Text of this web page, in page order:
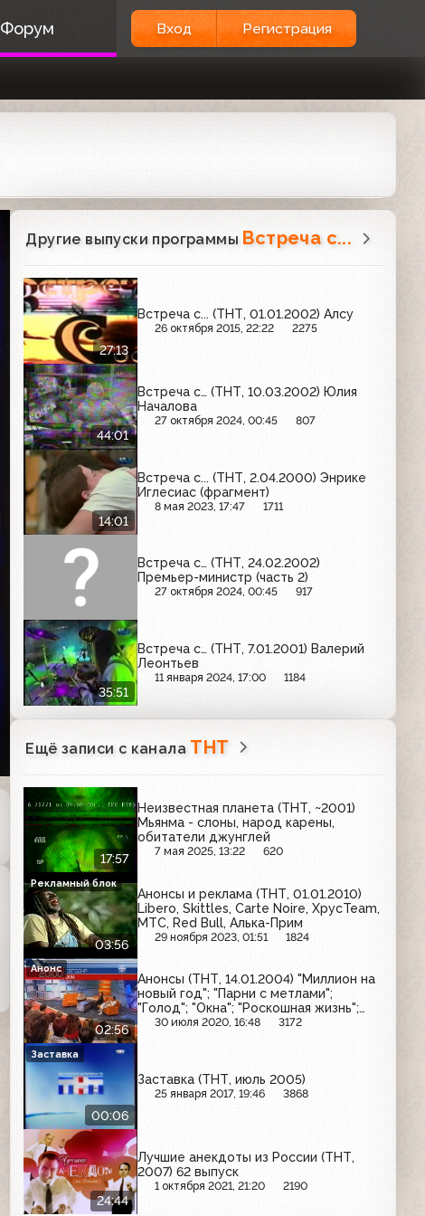
Форум Вход Регистрация
Другие выпуски программы Встреча с...
27:13
Встреча с... (ТНТ, 01.01.2002) Алсу
26 октября 2015, 22:22 2275
44:01
Встреча с… (ТНТ, 10.03.2002) Юлия
Началова
27 октября 2024, 00:45 807
14:01
Встреча с... (ТНТ, 2.04.2000) Энрике
Иглесиас (фрагмент)
8 мая 2023, 17:47 1711
Встреча с… (ТНТ, 24.02.2002)
Премьер-министр (часть 2)
27 октября 2024, 00:45 917
35:51
Встреча с… (ТНТ, 7.01.2001) Валерий
Леонтьев
11 января 2024, 17:00 1184
Ещё записи с канала ТНТ
17:57
Неизвестная планета (ТНТ, ~2001)
Мьянма - слоны, народ карены,
обитатели джунглей
7 мая 2025, 13:22 620
03:56
Анонсы и реклама (ТНТ, 01.01.2010)
Libero, Skittles, Carte Noire, ХрусTeam,
МТС, Red Bull, Алька-Прим
29 ноября 2023, 01:51 1824
Рекламный блок
02:56
Анонсы (ТНТ, 14.01.2004) "Миллион на
новый год"; "Парни с метлами";
"Голод"; "Окна"; "Роскошная жизнь";
ТНТ-Комедия
30 июля 2020, 16:48 3172
Анонс
00:06
Заставка (ТНТ, июль 2005)
25 января 2017, 19:46 3868
Заставка
24:44
Лучшие анекдоты из России (ТНТ,
2007) 62 выпуск
1 октября 2021, 21:20 2190